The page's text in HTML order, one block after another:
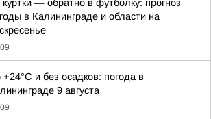
куртки — обратно в футболку: прогноз
в Калининграде и области на
+24°С и без осадков: погода в
9 августа